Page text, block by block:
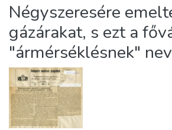
About us
Négyszeresére
gázárakat, s ezt a
"ármérséklésnek"